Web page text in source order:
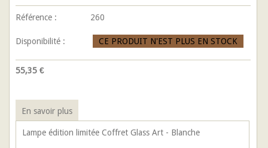
Référence : 260
Disponibilité : CE PRODUIT N'EST PLUS EN STOCK
55,35 €
En savoir plus
Lampe édition limitée Coffret Glass Art - Blanche